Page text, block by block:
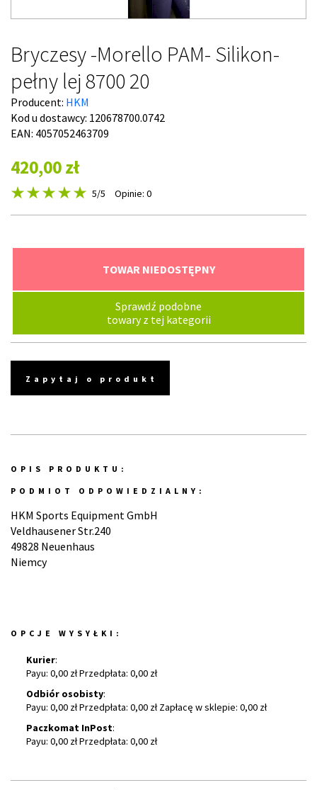
Bryczesy -Morello PAM- Silikon-
pełny lej 8700 20
Producent: HKM
Kod u dostawcy: 120678700.0742
EAN: 4057052463709
420,00 zł
5/5 Opinie: 0
TOWAR NIEDOSTĘPNY
Sprawdź podobne
towary z tej kategorii
Zapytaj o produkt
OPIS PRODUKTU:
PODMIOT ODPOWIEDZIALNY:
HKM Sports Equipment GmbH
Veldhausener Str.240
49828 Neuenhaus
Niemcy
OPCJE WYSYŁKI:
Kurier:
Payu: 0,00 zł Przedpłata: 0,00 zł
Odbiór osobisty:
Payu: 0,00 zł Przedpłata: 0,00 zł Zapłacę w sklepie: 0,00 zł
Paczkomat InPost:
Payu: 0,00 zł Przedpłata: 0,00 zł